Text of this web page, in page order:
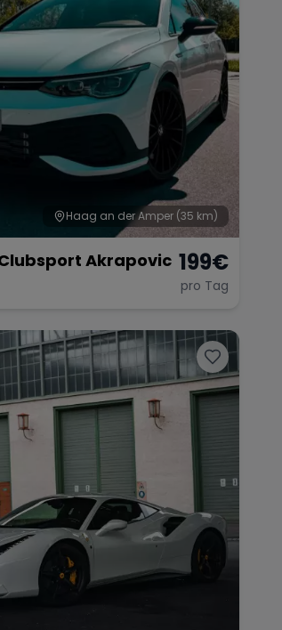
Haag an der Amper (35 km)
Akrapovic 199€
pro Tag